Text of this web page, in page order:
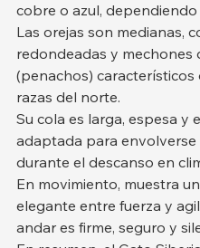
cobre o azul, dependiendo
Las orejas son medianas,
redondeadas y mechones
(penachos) característicos
razas del norte.
Su cola es larga, espesa y
adaptada para envolverse
durante el descanso en
En movimiento, muestra
elegante entre fuerza y
andar es firme, seguro y